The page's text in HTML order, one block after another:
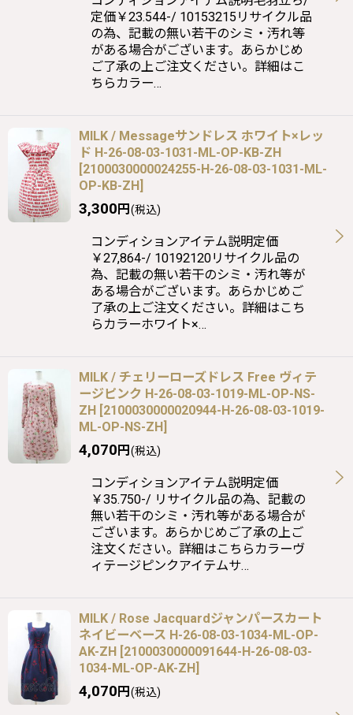
定価￥23.544-/ 10153215リサイクル品
の為、記載の無い若干のシミ・汚れ等
がある場合がございます。あらかじめ
ご了承の上ご注文ください。詳細はこ
ちらカラー…
MILK / Messageサンドレス ホワイト×レッ
ド H-26-08-03-1031-ML-OP-KB-ZH
[2100030000024255-H-26-08-03-1031-ML-
OP-KB-ZH]
3,300円(税込)
コンディションアイテム説明定価
￥27,864-/ 10192120リサイクル品の
為、記載の無い若干のシミ・汚れ等が
ある場合がございます。あらかじめご
了承の上ご注文ください。詳細はこち
らカラーホワイト×…
MILK / チェリーローズドレス Free ヴィテ
ージピンク H-26-08-03-1019-ML-OP-NS-
ZH [2100030000020944-H-26-08-03-1019-
ML-OP-NS-ZH]
4,070円(税込)
コンディションアイテム説明定価
￥35.750-/ リサイクル品の為、記載の
無い若干のシミ・汚れ等がある場合が
ございます。あらかじめご了承の上ご
注文ください。詳細はこちらカラーヴ
ィテージピンクアイテムサ…
MILK / Rose Jacquardジャンパースカート
ネイビーベース H-26-08-03-1034-ML-OP-
AK-ZH [2100030000091644-H-26-08-03-
1034-ML-OP-AK-ZH]
4,070円(税込)